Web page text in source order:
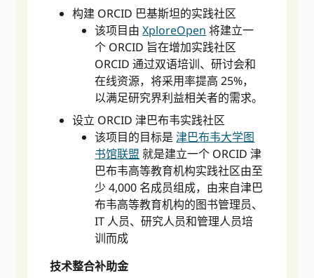
构建 ORCID 巴基斯坦的实践社区
该项目由XploreOpen 将建立一
个 ORCID 旨在增加实践社区
ORCID 通过双语培训、研讨会和
在线资源，将采用率提高 25%，
以满足研究界利益相关者的需求。
设立 ORCID 津巴布韦实践社区
该项目的目标是津巴布韦大学图
书馆联盟 就是建立一个 ORCID 津
巴布韦高等教育机构实践社区由至
少 4,000 名成员组成，由来自津巴
布韦高等教育机构的图书管理员、
IT 人员、研究人员和管理人员培
训而成
技术整合补助金